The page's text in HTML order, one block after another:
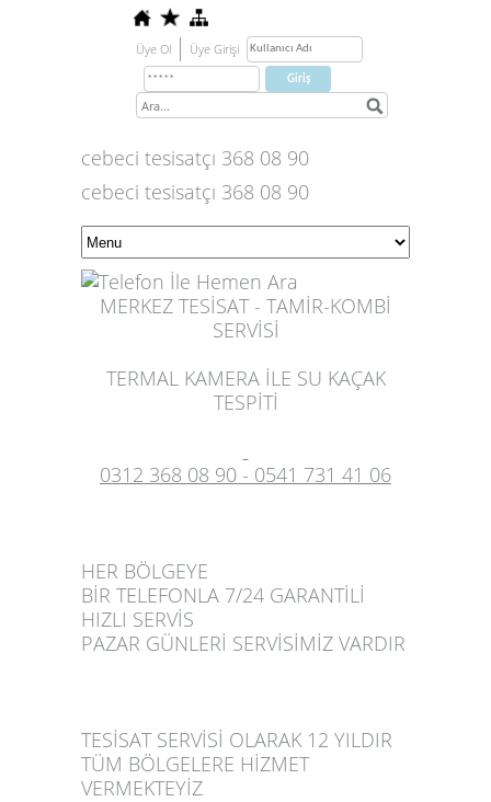
Üye Ol Üye Girişi
cebeci tesisatçı 368 08 90
cebeci tesisatçı 368 08 90
MERKEZ TESİSAT - TAMİR-KOMBİ
SERVİSİ
TERMAL KAMERA İLE SU KAÇAK
TESPİTİ
0312 368 08 90 - 0541 731 41 06
HER BÖLGEYE
BİR TELEFONLA 7/24 GARANTİLİ
HIZLI SERVİS
PAZAR GÜNLERİ SERVİSİMİZ VARDIR
TESİSAT SERVİSİ OLARAK 12 YILDIR
TÜM BÖLGELERE HİZMET
VERMEKTEYİZ